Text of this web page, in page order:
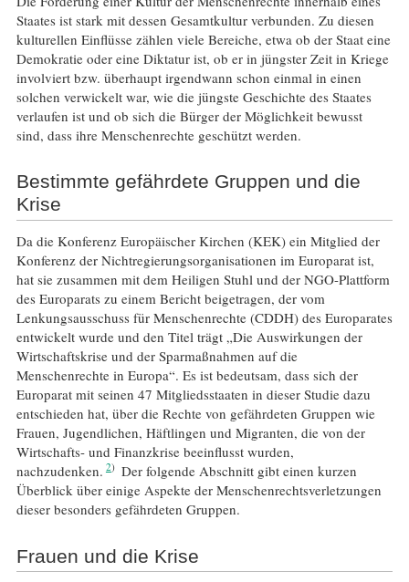
Staates ist stark mit dessen Gesamtkultur verbunden. Zu diesen
kulturellen Einflüsse zählen viele Bereiche, etwa ob der Staat eine
Demokratie oder eine Diktatur ist, ob er in jüngster Zeit in Kriege
involviert bzw. überhaupt irgendwann schon einmal in einen
solchen verwickelt war, wie die jüngste Geschichte des Staates
verlaufen ist und ob sich die Bürger der Möglichkeit bewusst
sind, dass ihre Menschenrechte geschützt werden.
Bestimmte gefährdete Gruppen und die
Krise
Da die Konferenz Europäischer Kirchen (KEK) ein Mitglied der
Konferenz der Nichtregierungsorganisationen im Europarat ist,
hat sie zusammen mit dem Heiligen Stuhl und der NGO-Plattform
des Europarats zu einem Bericht beigetragen, der vom
Lenkungsausschuss für Menschenrechte (CDDH) des Europarates
entwickelt wurde und den Titel trägt „Die Auswirkungen der
Wirtschaftskrise und der Sparmaßnahmen auf die
Menschenrechte in Europa“. Es ist bedeutsam, dass sich der
Europarat mit seinen 47 Mitgliedsstaaten in dieser Studie dazu
entschieden hat, über die Rechte von gefährdeten Gruppen wie
Frauen, Jugendlichen, Häftlingen und Migranten, die von der
Wirtschafts- und Finanzkrise beeinflusst wurden,
nachzudenken. 2
Der folgende Abschnitt gibt einen kurzen
Überblick über einige Aspekte der Menschenrechtsverletzungen
dieser besonders gefährdeten Gruppen.
Frauen und die Krise